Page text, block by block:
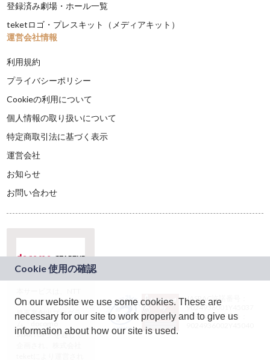
登録済み劇場・ホール一覧
teketロゴ・プレスキット（メディアキット）
運営会社情報
利用規約
プライバシーポリシー
Cookieの利用について
個人情報の取り扱いについて
特定商取引法に基づく表示
運営会社
お知らせ
お問い合わせ
ドコモグループの新
規事業創出プログラ
ム「docomo
STARTUP」を通じて
JASRAC許諾番号：
9024936001Y45037
JASRAC許諾番号：
On our website we use some cookies. These are
necessary for our site to work properly and to give us
information about how our site is used.